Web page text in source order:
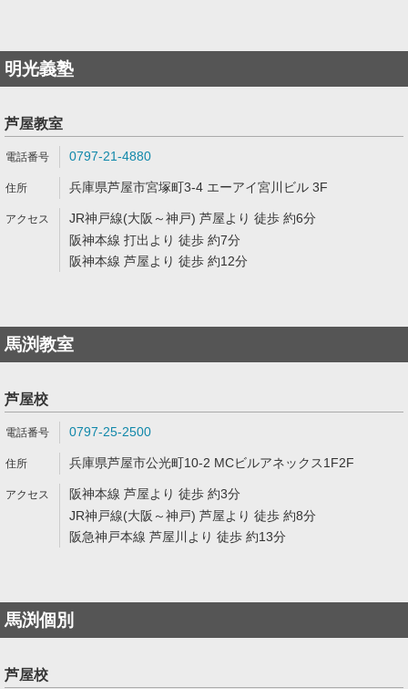
明光義塾
芦屋教室
0797-21-4880
兵庫県芦屋市宮塚町3-4 エーアイ宮川ビル 3F
JR神戸線(大阪～神戸) 芦屋より 徒歩 約6分
阪神本線 打出より 徒歩 約7分
阪神本線 芦屋より 徒歩 約12分
馬渕教室
芦屋校
0797-25-2500
兵庫県芦屋市公光町10-2 MCビルアネックス1F2F
阪神本線 芦屋より 徒歩 約3分
JR神戸線(大阪～神戸) 芦屋より 徒歩 約8分
阪急神戸本線 芦屋川より 徒歩 約13分
馬渕個別
芦屋校